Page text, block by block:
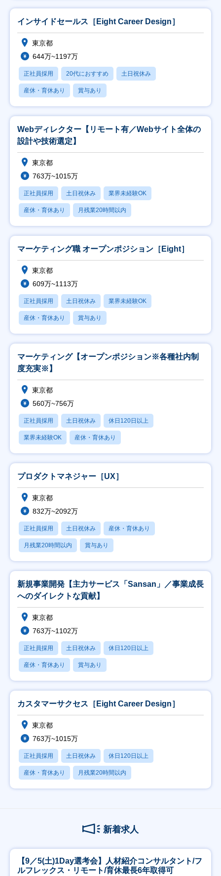
インサイドセールス［Eight Career Design］
東京都
644万~1197万
正社員採用 20代におすすめ 土日祝休み
産休・育休あり 賞与あり
Webディレクター【リモート有／Webサイト全体の
設計や技術選定】
東京都
763万~1015万
正社員採用 土日祝休み 業界未経験OK
産休・育休あり 月残業20時間以内
マーケティング職 オープンポジション［Eight］
東京都
609万~1113万
正社員採用 土日祝休み 業界未経験OK
産休・育休あり 賞与あり
マーケティング【オープンポジション※各種社内制
度充実※】
東京都
560万~756万
正社員採用 土日祝休み 休日120日以上
業界未経験OK 産休・育休あり
プロダクトマネジャー［UX］
東京都
832万~2092万
正社員採用 土日祝休み 産休・育休あり
月残業20時間以内 賞与あり
新規事業開発【主力サービス「Sansan」／事業成長
へのダイレクトな貢献】
東京都
763万~1102万
正社員採用 土日祝休み 休日120日以上
産休・育休あり 賞与あり
カスタマーサクセス［Eight Career Design］
東京都
763万~1015万
正社員採用 土日祝休み 休日120日以上
産休・育休あり 月残業20時間以内
新着求人
【9／5(土)1Day選考会】人材紹介コンサルタント/フ
ルフレックス・リモート/育休最長6年取得可